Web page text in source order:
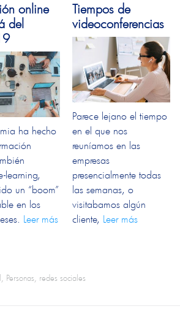
online
del
ha hecho
learning,
un “boom”
en los
Leer más
Tiempos de
videoconferencias
Parece lejano el tiempo
en el que nos
reuníamos en las
empresas
presencialmente todas
las semanas, o
visitabamos algún
cliente, Leer más
, Personas, redes sociales